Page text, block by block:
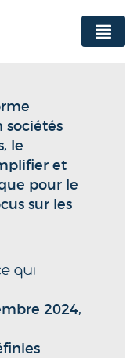
sociétés
le
et
pour le
sur les
qui
2024,